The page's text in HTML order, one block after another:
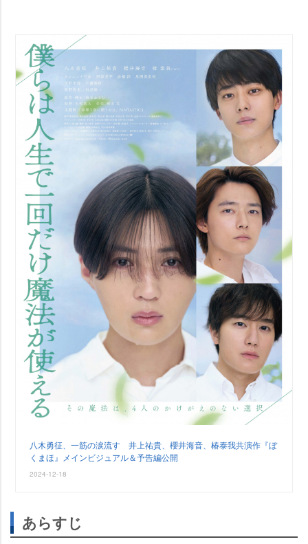
八木勇征、一筋の涙流す 井上祐貴、櫻井海音、椿泰我共演作『ぼ
くまほ』メインビジュアル＆予告編公開
2024-12-18
あらすじ